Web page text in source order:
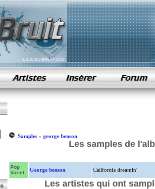
samples de rap
Samples» george benson
Les samples de
Pop
Variet
George benson California dreamin'
Les artistes qui ont